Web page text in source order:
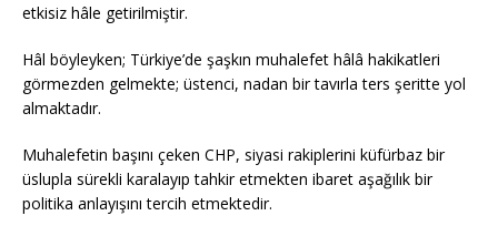
etkisiz hâle getirilmiştir.
Hâl böyleyken; Türkiye’de şaşkın muhalefet hâlâ hakikatleri
görmezden gelmekte; üstenci, nadan bir tavırla ters şeritte yol
almaktadır.
Muhalefetin başını çeken CHP, siyasi rakiplerini küfürbaz bir
üslupla sürekli karalayıp tahkir etmekten ibaret aşağılık bir
politika anlayışını tercih etmektedir.